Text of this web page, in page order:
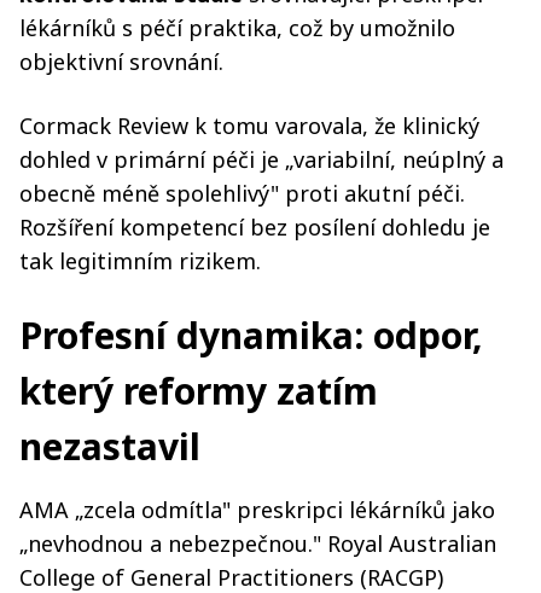
lékárníků s péčí praktika, což by umožnilo
objektivní srovnání.
Cormack Review k tomu varovala, že klinický
dohled v primární péči je „variabilní, neúplný a
obecně méně spolehlivý" proti akutní péči.
Rozšíření kompetencí bez posílení dohledu je
tak legitimním rizikem.
Profesní dynamika: odpor,
který reformy zatím
nezastavil
AMA „zcela odmítla" preskripci lékárníků jako
„nevhodnou a nebezpečnou." Royal Australian
College of General Practitioners (RACGP)